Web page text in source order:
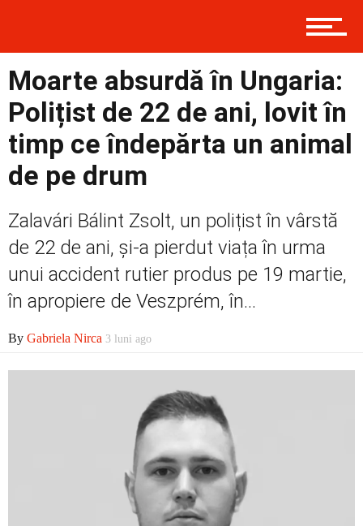
Prima
Politică
Externe
Social
Economic
Moarte absurdă în Ungaria:
Polițist de 22 de ani, lovit în
timp ce îndepărta un animal
de pe drum
Zalavári Bálint Zsolt, un polițist în vârstă
de 22 de ani, și-a pierdut viața în urma
unui accident rutier produs pe 19 martie,
în apropiere de Veszprém, în...
By Gabriela Nirca 3 luni ago